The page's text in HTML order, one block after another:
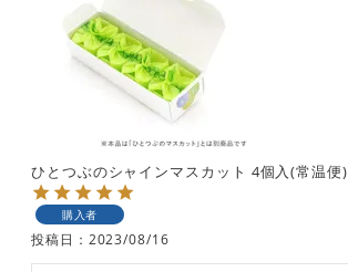
ひとつぶのシャインマスカット 4個入(常温便)
購入者
投稿日 2023/08/16